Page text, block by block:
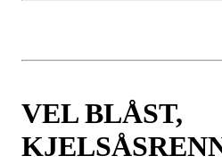
VEL BLÅST,